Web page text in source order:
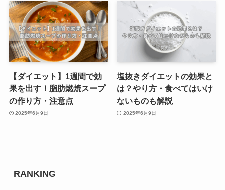
【ダイエット】1週間で効
果を出す！脂肪燃焼スープ
の作り方・注意点
2025年6月9日
塩抜きダイエットの効果と
は？やり方・食べてはいけ
ないものも解説
2025年6月9日
RANKING